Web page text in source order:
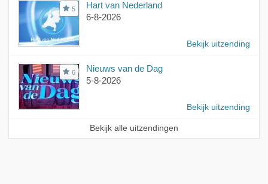
5
Hart van Nederland
6-8-2026
Bekijk uitzending
6
Nieuws van de Dag
5-8-2026
Bekijk uitzending
Bekijk alle uitzendingen